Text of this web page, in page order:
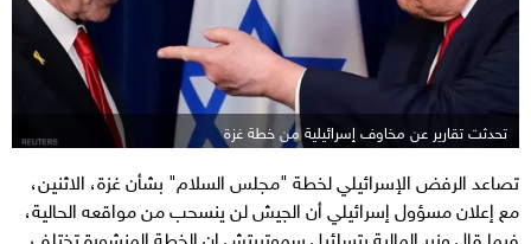
تحدثت تقارير عن مخاوف إسرائيلية من خطة غزة
تصاعد الرفض الإسرائيلي لخطة "مجلس السلام" بشأن غزة، الاثنين،
مع إعلان مسؤول إسرائيلي أن الجيش لن ينسحب من مواقعه الحالية،
فيما قال وزير المالية بتسلئيل سموتريتش إن الخطة المنشورة تختلف